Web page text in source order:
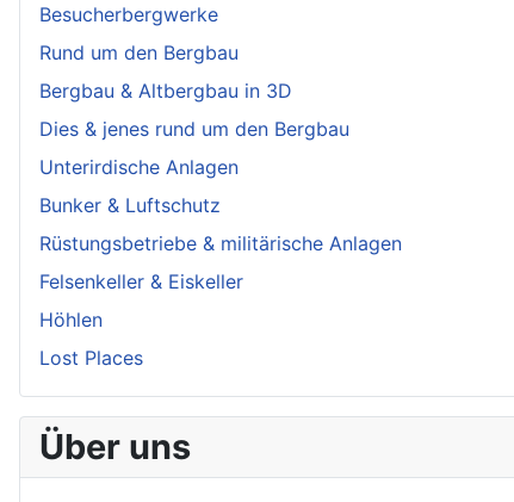
Besucherbergwerke
Rund um den Bergbau
Bergbau & Altbergbau in 3D
Dies & jenes rund um den Bergbau
Unterirdische Anlagen
Bunker & Luftschutz
Rüstungsbetriebe & militärische Anlagen
Felsenkeller & Eiskeller
Höhlen
Lost Places
Über uns